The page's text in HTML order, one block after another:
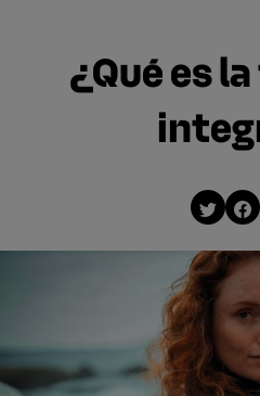
¿Qué es